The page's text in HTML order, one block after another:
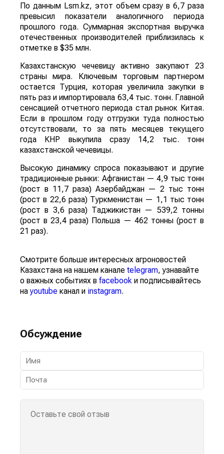
По данным Lsm.kz, этот объем сразу в 6,7 раза
превысил показатели аналогичного периода
прошлого года. Суммарная экспортная выручка
отечественных производителей приблизилась к
отметке в $35 млн.
Казахстанскую чечевицу активно закупают 23
страны мира. Ключевым торговым партнером
остается Турция, которая увеличила закупки в
пять раз и импортировала 63,4 тыс. тонн. Главной
сенсацией отчетного периода стал рынок Китая.
Если в прошлом году отгрузки туда полностью
отсутствовали, то за пять месяцев текущего
года КНР выкупила сразу 14,2 тыс. тонн
казахстанской чечевицы.
Высокую динамику спроса показывают и другие
традиционные рынки: Афганистан — 4,9 тыс тонн
(рост в 11,7 раза) Азербайджан — 2 тыс тонн
(рост в 22,6 раза) Туркменистан — 1,1 тыс тонн
(рост в 3,6 раза) Таджикистан — 539,2 тонны
(рост в 23,4 раза) Польша — 462 тонны (рост в
21 раз).
Смотрите больше интересных агроновостей
Казахстана на нашем канале telegram, узнавайте
о важных событиях в facebook и подписывайтесь
наyoutube канал и instagram.
Обсуждение